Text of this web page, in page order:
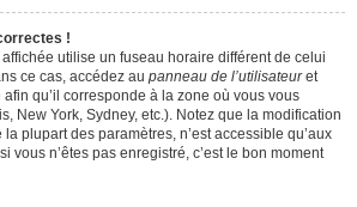
!
utilise un fuseau horaire différent de celui
ce cas, accédez au panneau de l’utilisateuret
qu’il corresponde à la zone où vous vous
New York, Sydney, etc.). Notez que la modification
plupart des paramètres, n’est accessible qu’aux
vous n’êtes pas enregistré, c’est le bon moment